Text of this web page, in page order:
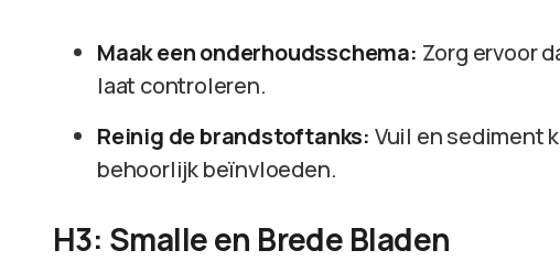
Maak een onderhoudsschema: Zorg ervoor
laat controleren.
Reinig de brandstoftanks: Vuil en sediment
behoorlijk beïnvloeden.
H3: Smalle en Brede Bladen